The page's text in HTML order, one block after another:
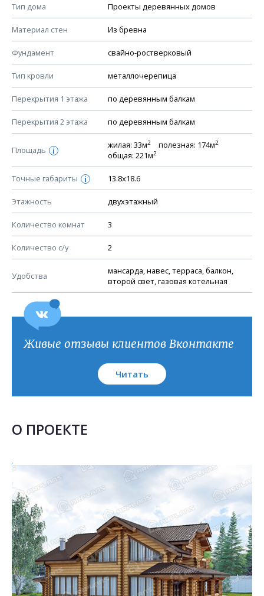
Тип дома Проекты деревянных домов
Материал стен Из бревна
Фундамент свайно-ростверковый
Тип кровли металлочерепица
Перекрытия 1 этажа по деревянным балкам
Перекрытия 2 этажа по деревянным балкам
Площадь i
жилая: 33м2 полезная: 174м2
общая: 221м2
Точные габариты i 13.8х18.6
Этажность двухэтажный
Количество комнат 3
Количество с/у 2
Удобства
мансарда, навес, терраса, балкон,
второй свет, газовая котельная
Смотрите советы по выбору материала в нашем
КОНСТРУКТИВНЫЕ РЕШЕНИЯ (КР)
Ведомость рабочих чертежей основного комплекта КР
План фундамента
Устройство фундамента, спецификация материалов
Планы перекрытий этажей, спецификация элементов
Устройство перекрытий
Устройство стен
Спецификация материалов стен
Схема расположения лаг чердака (если есть)
Схема расположения элементов стропил
Спецификация элементов стропил
Устройство стропильной системы
Узлы устройства кровли
Живые отзывы клиентов Вконтакте
Читать
О ПРОЕКТЕ